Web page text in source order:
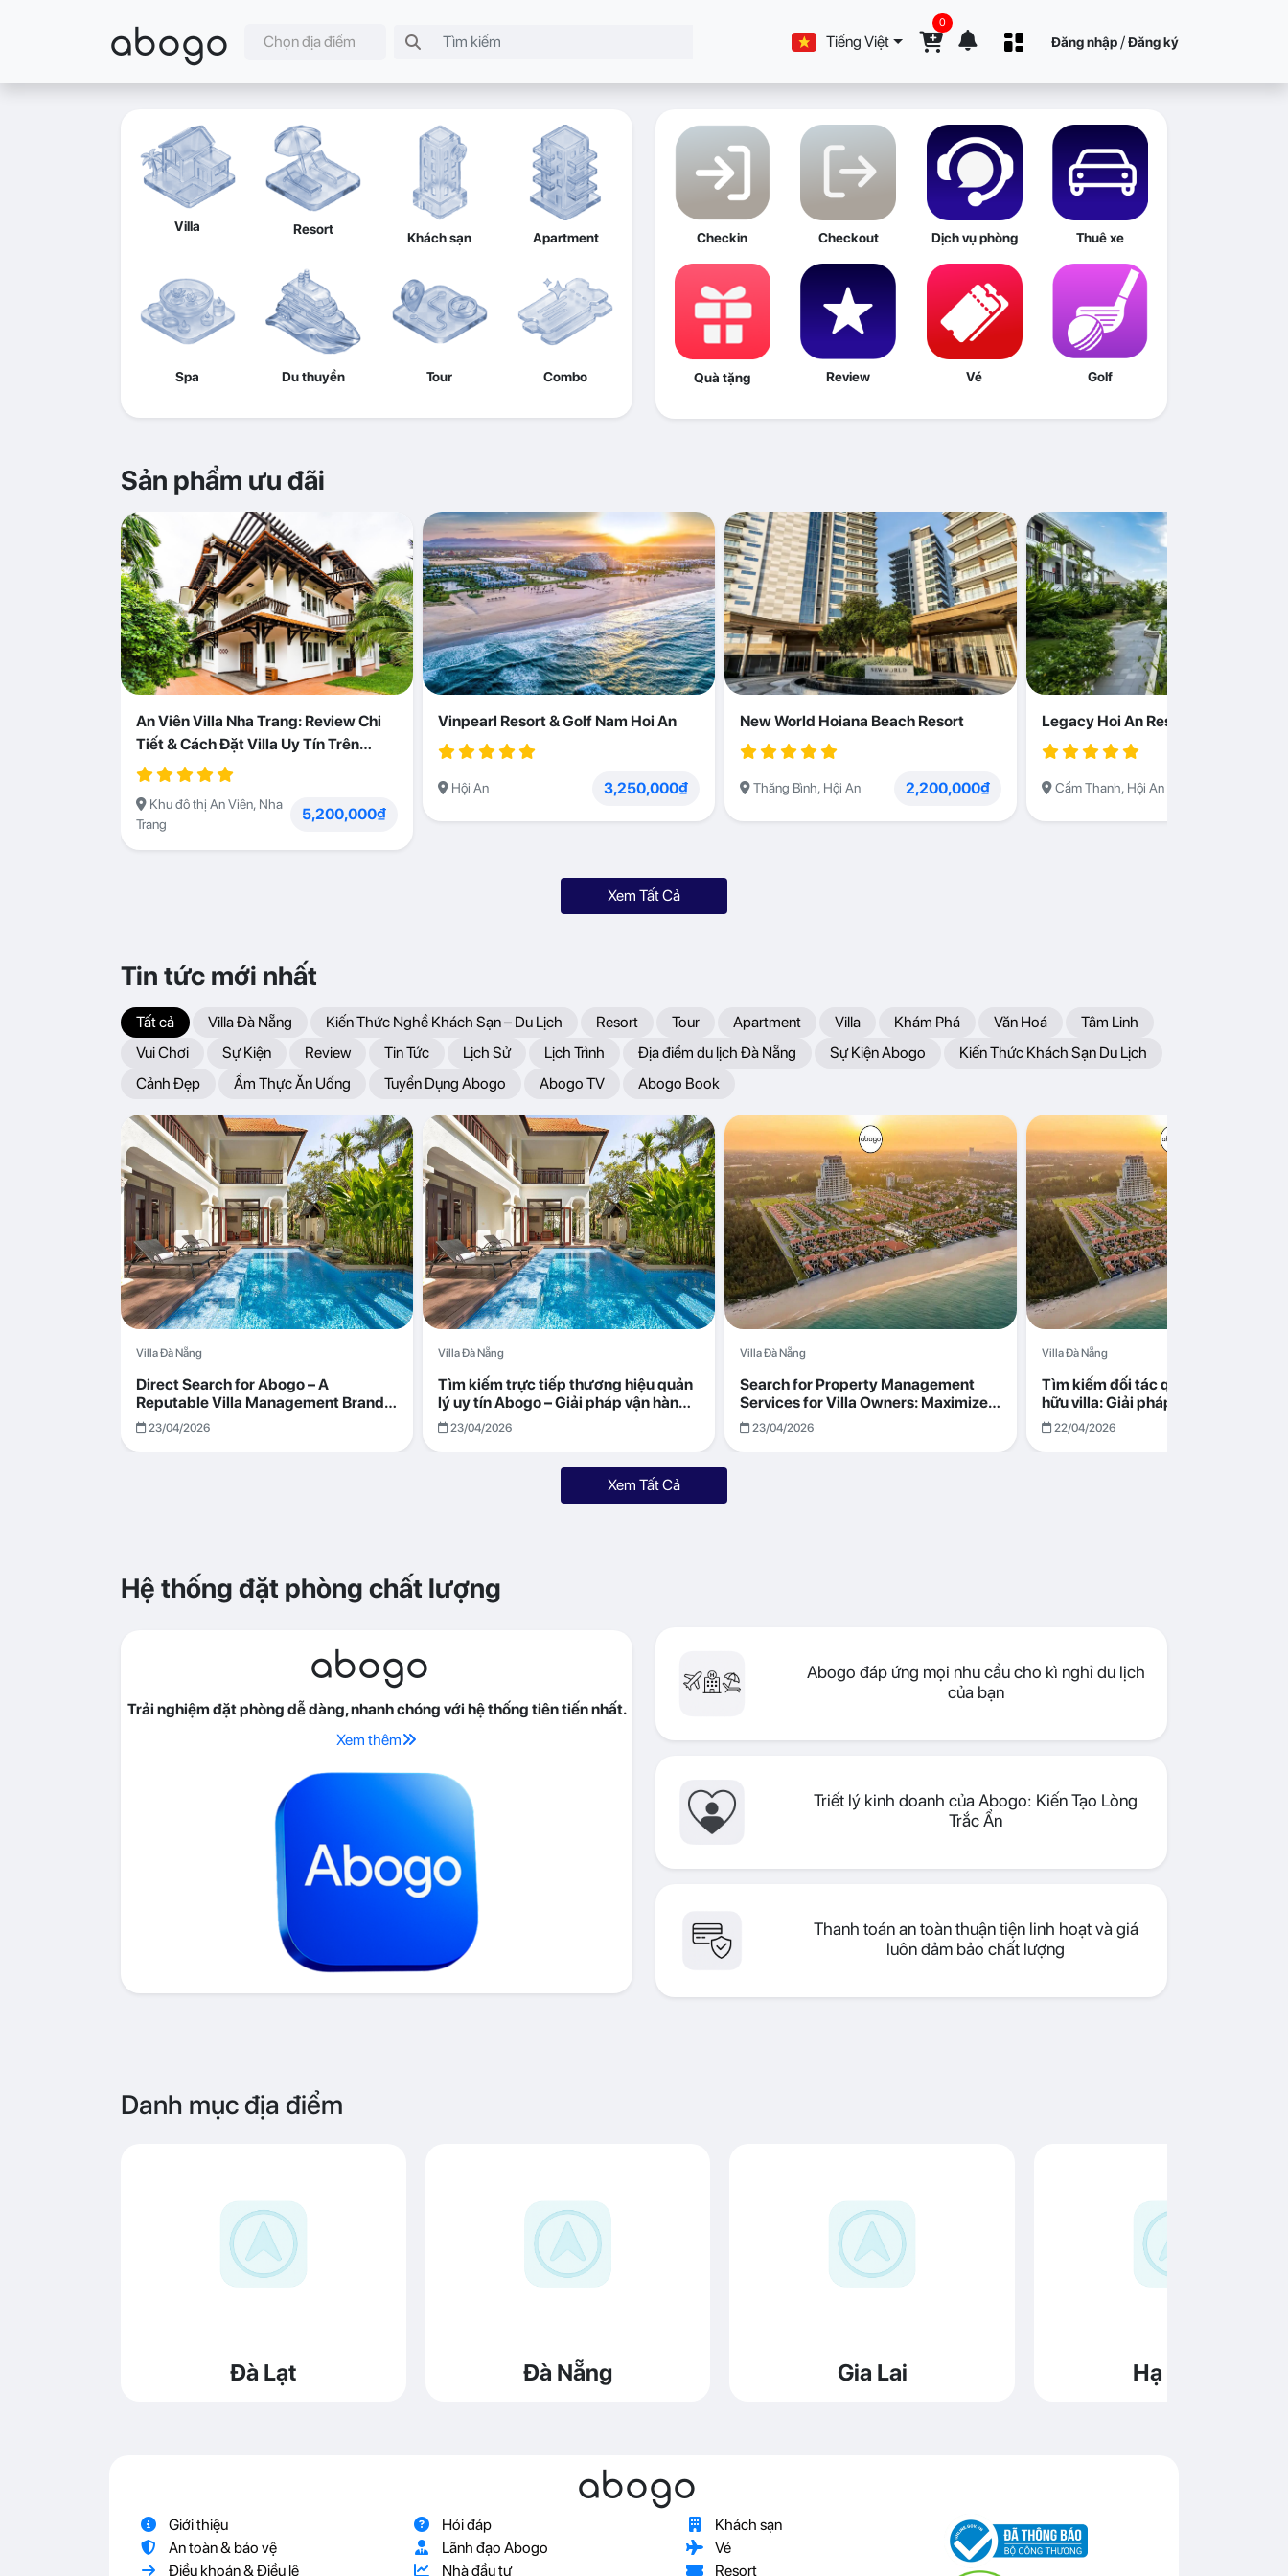
abogo Chọn địa điểm Tiếng Việt
0
Đăng nhập /Đăng ký
Villa Resort
Khách sạn Apartment
Spa Du thuyền Tour Combo
Checkin Checkout Dịch vụ phòng Thuê xe
Quà tặng Review Vé Golf
Sản phẩm ưu đãi
An Viên Villa Nha Trang: Review Chi
Tiết & Cách Đặt Villa Uy Tín Trên
Abogo
Khu đô thị An Viên, Nha
Trang
5,200,000₫
Vinpearl Resort & Golf Nam Hoi An
Hội An 3,250,000₫
New World Hoiana Beach Resort
Thăng Bình, Hội An 2,200,000₫
Legacy Hoi An Resort
Cẩm Thanh, Hội An
Xem Tất Cả
Tin tức mới nhất
Tất cả Villa Đà Nẵng Kiến Thức Nghề Khách Sạn – Du Lịch Resort Tour Apartment Villa Khám Phá Văn Hoá
Tâm Linh
Vui Chơi
Sự Kiện Review Tin Tức Lịch Sử Lịch Trình Địa điểm du lịch Đà Nẵng Sự Kiện Abogo
Kiến Thức Khách Sạn Du Lịch
Cảnh Đẹp
Ẩm Thực Ăn Uống Tuyển Dụng Abogo Abogo TV Abogo Book
Villa Đà Nẵng
Direct Search for Abogo – A
Reputable Villa Management Brand
with Transparent and Effective
Operations
23/04/2026
Villa Đà Nẵng
Tìm kiếm trực tiếp thương hiệu quản
lý uy tín Abogo – Giải pháp vận hành
villa hiệu quả, minh bạch
23/04/2026
Villa Đà Nẵng
Search for Property Management
Services for Villa Owners: Maximize
Returns with Abogo in Da Nang
23/04/2026
Villa Đà Nẵng
Tìm kiếm đối tác quản lý cho chủ sở
hữu villa: Giải pháp tối ưu lợi nhuận
cùng Abogo tại Đà Nẵng
22/04/2026
Xem Tất Cả
Hệ thống đặt phòng chất lượng
abogo
Trải nghiệm đặt phòng dễ dàng, nhanh chóng với hệ thống tiên tiến nhất.
Xem thêm
Abogo đáp ứng mọi nhu cầu cho kì nghỉ du lịch
của bạn
Triết lý kinh doanh của Abogo: Kiến Tạo Lòng
Trắc Ẩn
Thanh toán an toàn thuận tiện linh hoạt và giá
luôn đảm bảo chất lượng
Danh mục địa điểm
Đà Lạt Đà Nẵng Gia Lai Hạ Long
abogo
Giới thiệu
An toàn & bảo vệ
Điều khoản & Điều lệ
Hỏi đáp
Lãnh đạo Abogo
Nhà đầu tư
Khách sạn
Vé
Resort